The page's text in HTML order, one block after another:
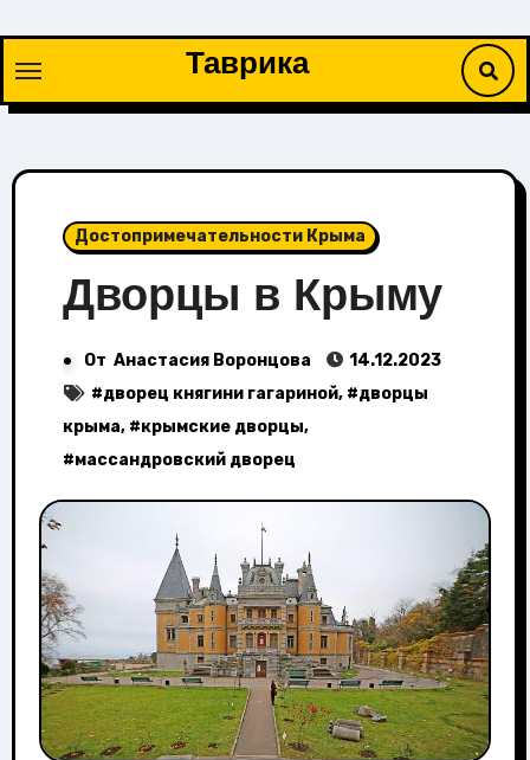
содержимому
Таврика
Достопримечательности Крыма
Дворцы в Крыму
От Анастасия Воронцова
14.12.2023
#дворец княгини гагариной, #дворцы
крыма, #крымские дворцы,
#массандровский дворец